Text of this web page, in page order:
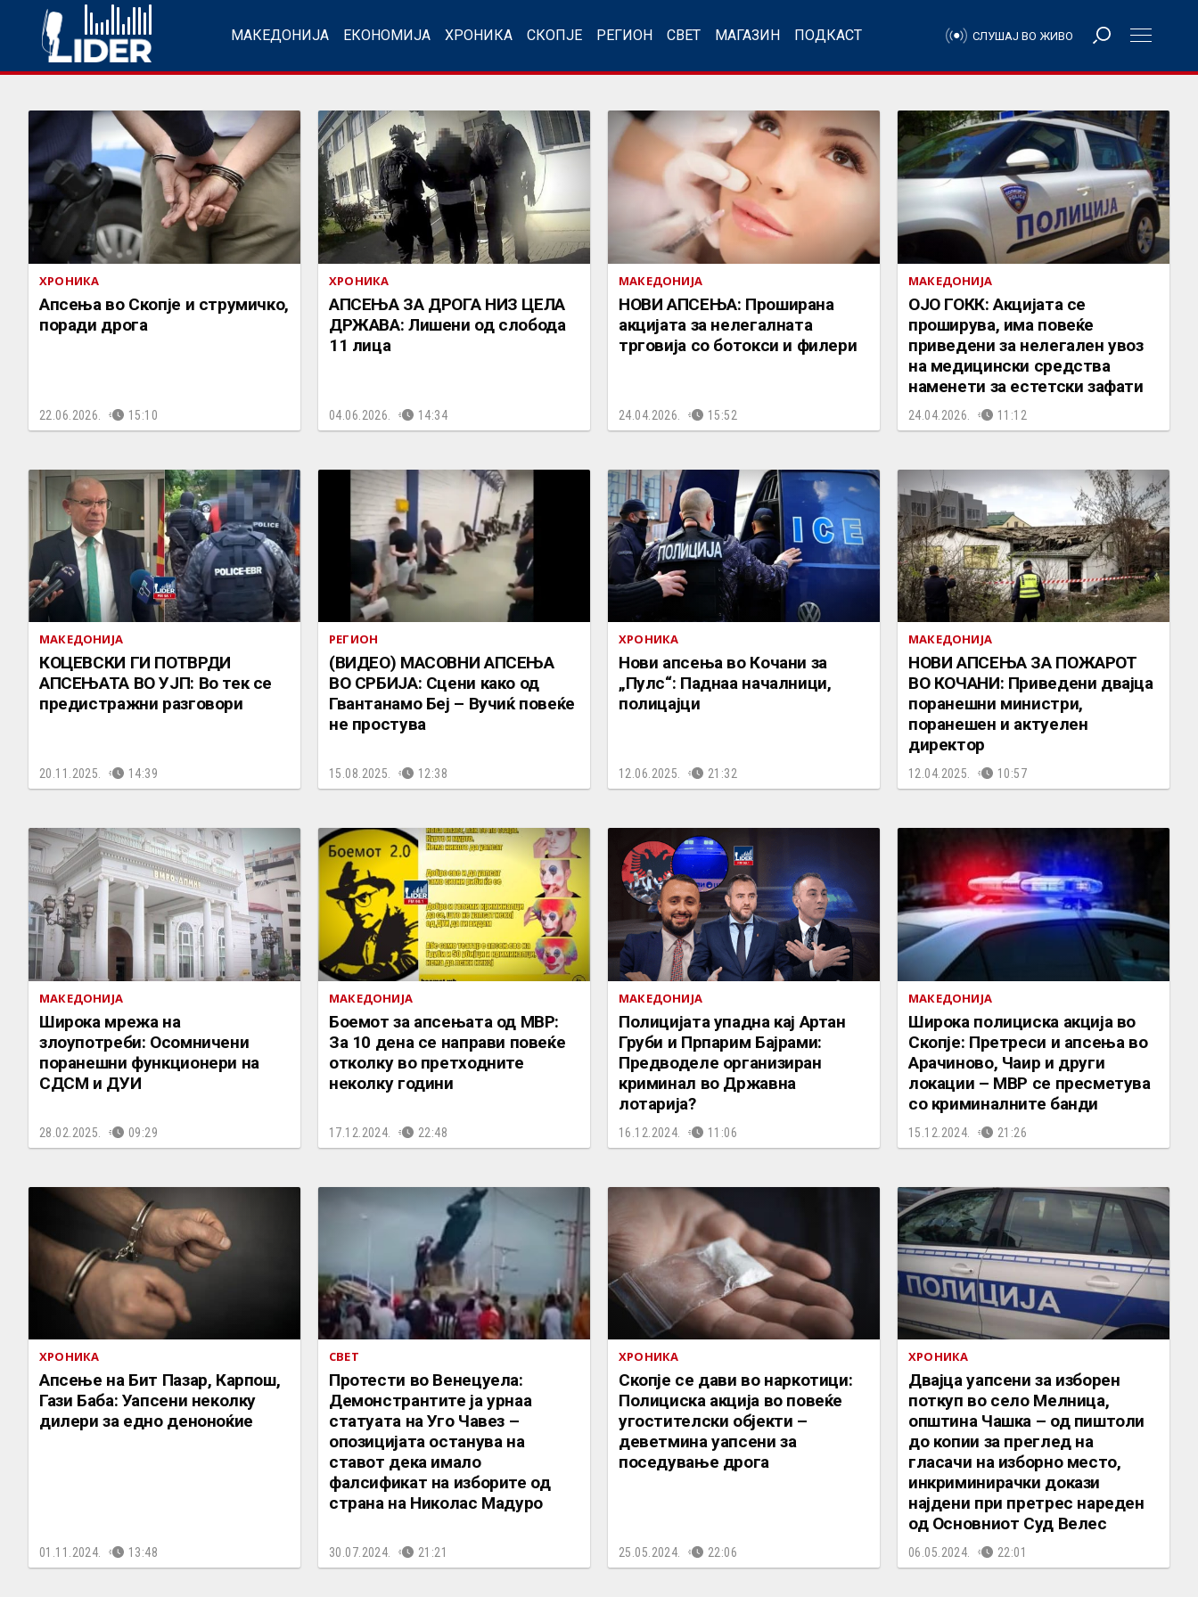
МАКЕДОНИЈА ЕКОНОМИЈА ХРОНИКА СКОПЈЕ РЕГИОН СВЕТ МАГАЗИН ПОДКАСТ СЛУШАЈ ВО ЖИВО
ХРОНИКА
Апсења во Скопје и струмичко,
поради дрога
22.06.2026. 15:10
ХРОНИКА
АПСЕЊА ЗА ДРОГА НИЗ ЦЕЛА
ДРЖАВА: Лишени од слобода
11 лица
04.06.2026. 14:34
МАКЕДОНИЈА
НОВИ АПСЕЊА: Проширана
акцијата за нелегалната
трговија со ботокси и филери
24.04.2026. 15:52
МАКЕДОНИЈА
ОЈО ГОКК: Акцијата се
проширува, има повеќе
приведени за нелегален увоз
на медицински средства
наменети за естетски зафати
24.04.2026. 11:12
МАКЕДОНИЈА
КОЦЕВСКИ ГИ ПОТВРДИ
АПСЕЊАТА ВО УЈП: Во тек се
предистражни разговори
20.11.2025. 14:39
РЕГИОН
(ВИДЕО) МАСОВНИ АПСЕЊА
ВО СРБИЈА: Сцени како од
Гвантанамо Беј – Вучиќ повеќе
не простува
15.08.2025. 12:38
ХРОНИКА
Нови апсења во Кочани за
„Пулс“: Паднаа началници,
полицајци
12.06.2025. 21:32
МАКЕДОНИЈА
НОВИ АПСЕЊА ЗА ПОЖАРОТ
ВО КОЧАНИ: Приведени двајца
поранешни министри,
поранешен и актуелен
директор
12.04.2025. 10:57
МАКЕДОНИЈА
Широка мрежа на
злоупотреби: Осомничени
поранешни функционери на
СДСМ и ДУИ
28.02.2025. 09:29
МАКЕДОНИЈА
Боемот за апсењата од МВР:
За 10 дена се направи повеќе
отколку во претходните
неколку години
17.12.2024. 22:48
МАКЕДОНИЈА
Полицијата упадна кај Артан
Груби и Прпарим Бајрами:
Предводеле организиран
криминал во Државна
лотарија?
16.12.2024. 11:06
МАКЕДОНИЈА
Широка полициска акција во
Скопје: Претреси и апсења во
Арачиново, Чаир и други
локации – МВР се пресметува
со криминалните банди
15.12.2024. 21:26
ХРОНИКА
Апсење на Бит Пазар, Карпош,
Гази Баба: Уапсени неколку
дилери за едно деноноќие
01.11.2024. 13:48
СВЕТ
Протести во Венецуела:
Демонстрантите ја урнаа
статуата на Уго Чавез –
опозицијата останува на
ставот дека имало
фалсификат на изборите од
страна на Николас Мадуро
30.07.2024. 21:21
ХРОНИКА
Скопје се дави во наркотици:
Полициска акција во повеќе
угостителски објекти –
деветмина уапсени за
поседување дрога
25.05.2024. 22:06
ХРОНИКА
Двајца уапсени за изборен
поткуп во село Мелница,
општина Чашка – од пиштоли
до копии за преглед на
гласачи на изборно место,
инкриминирачки докази
најдени при претрес нареден
од Основниот Суд Велес
06.05.2024. 22:01